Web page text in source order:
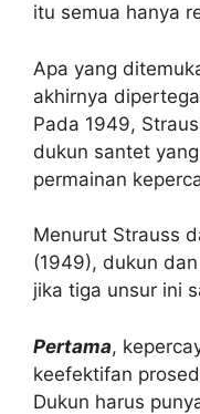
itu semua hanya
Apa yang
akhirnya
Pada 1949,
dukun santet
permainan
Menurut Strauss
(1949), dukun
jika tiga unsur ini
Pertama,
keefektifan
Dukun harus